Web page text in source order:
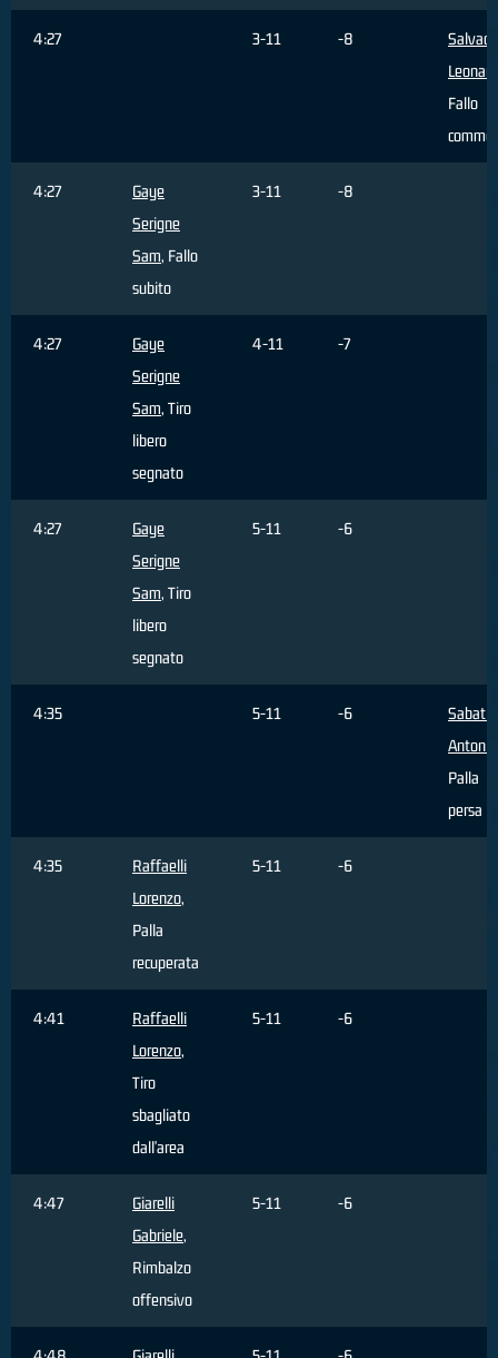
4:27 3-11 -8
Fallo
4:27
Gaye
Serigne
Sam, Fallo
subito
3-11 -8
4:27
Gaye
Serigne
Sam, Tiro
libero
segnato
4-11 -7
4:27
Gaye
Serigne
Sam, Tiro
libero
segnato
5-11 -6
4:35 5-11 -6
Palla
persa
4:35
Raffaelli
Lorenzo,
Palla
recuperata
5-11 -6
4:41
Raffaelli
Lorenzo,
Tiro
sbagliato
dall'area
5-11 -6
4:47
Giarelli
Gabriele,
Rimbalzo
offensivo
5-11 -6